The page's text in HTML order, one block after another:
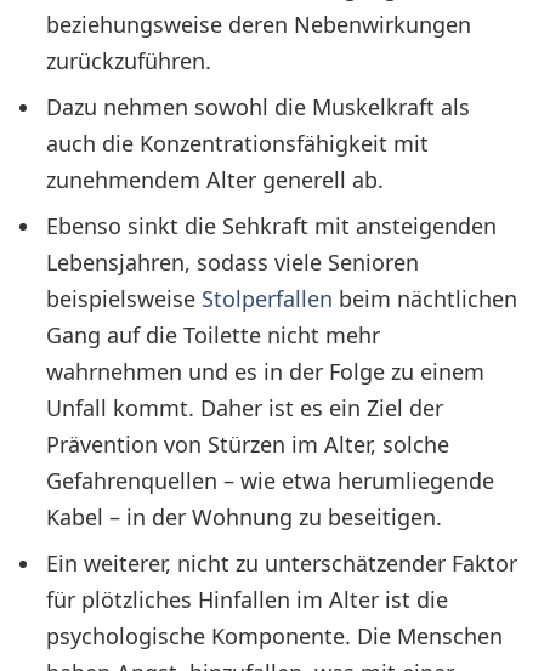
beziehungsweise deren Nebenwirkungen
zurückzuführen.
Dazu nehmen sowohl die Muskelkraft als
auch die Konzentrationsfähigkeit mit
zunehmendem Alter generell ab.
Ebenso sinkt die Sehkraft mit ansteigenden
Lebensjahren, sodass viele Senioren
beispielsweise Stolperfallen beim nächtlichen
Gang auf die Toilette nicht mehr
wahrnehmen und es in der Folge zu einem
Unfall kommt. Daher ist es ein Ziel der
Prävention von Stürzen im Alter, solche
Gefahrenquellen – wie etwa herumliegende
Kabel – in der Wohnung zu beseitigen.
Ein weiterer, nicht zu unterschätzender Faktor
für plötzliches Hinfallen im Alter ist die
psychologische Komponente. Die Menschen